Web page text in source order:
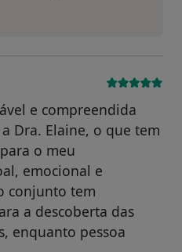
e compreendida
Dra. Elaine, o que tem
o meu
emocional e
conjunto tem
a descoberta das
enquanto pessoa